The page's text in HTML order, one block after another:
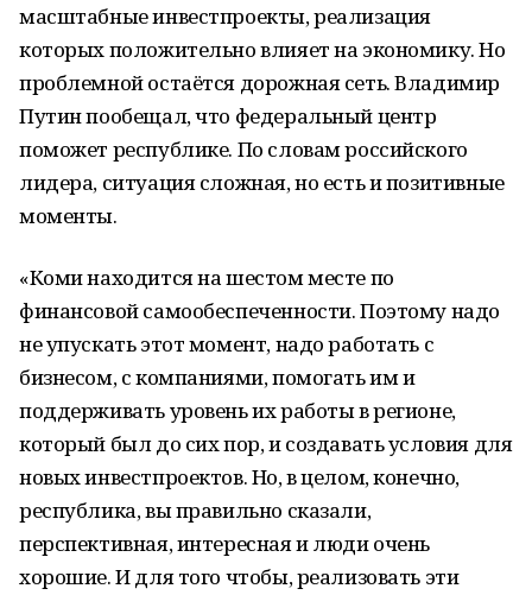
масштабные инвестпроекты, реализация
которых положительно влияет на экономику. Но
проблемной остаётся дорожная сеть. Владимир
Путин пообещал, что федеральный центр
поможет республике. По словам российского
лидера, ситуация сложная, но есть и позитивные
моменты.
«Коми находится на шестом месте по
финансовой самообеспеченности. Поэтому надо
не упускать этот момент, надо работать с
бизнесом, с компаниями, помогать им и
поддерживать уровень их работы в регионе,
который был до сих пор, и создавать условия для
новых инвестпроектов. Но, в целом, конечно,
республика, вы правильно сказали,
перспективная, интересная и люди очень
хорошие. И для того чтобы, реализовать эти